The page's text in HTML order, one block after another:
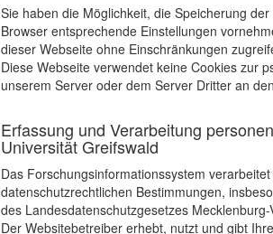
Sie haben die Möglichkeit, die Speicherung
Browser entsprechende Einstellungen
dieser Webseite ohne Einschränkungen
Diese Webseite verwendet keine Cookies zur
unserem Server oder dem Server Dritter an
Erfassung und Verarbeitung
Universität Greifswald
Das Forschungsinformationssystem
datenschutzrechtlichen Bestimmungen,
des Landesdatenschutzgesetzes
Der Websitebetreiber erhebt, nutzt und gibt